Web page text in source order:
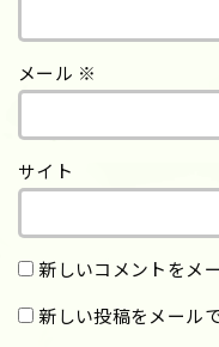
メール ※
サイト
新しいコメントをメ
新しい投稿をメール